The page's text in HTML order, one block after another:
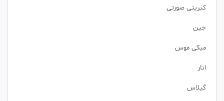
کبریتی صورتی
جین
میکی موس
انار
گیلاس